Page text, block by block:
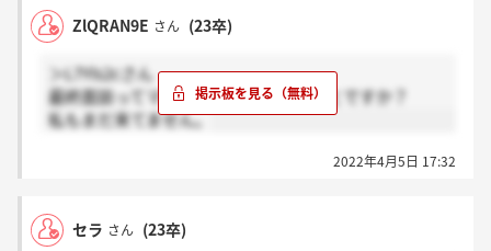
ZlQRAN9E さん (23卒)
＞L7Yls2cさん
最終面談ってマッチング後の面談のことですか？
私もまだ来てません。
2022年4月5日 17:32
セラ さん (23卒)